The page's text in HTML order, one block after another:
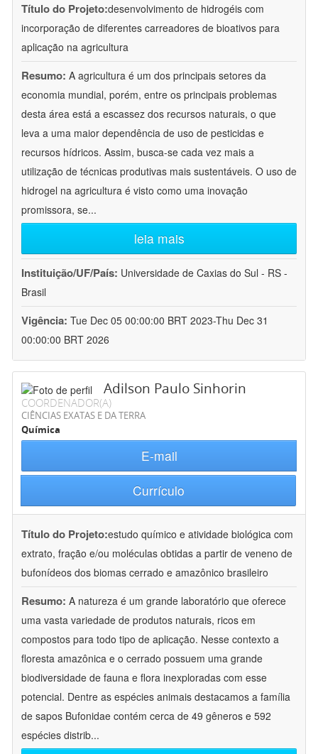
Título do Projeto:desenvolvimento de hidrogéis com
incorporação de diferentes carreadores de bioativos para
aplicação na agricultura
Resumo: A agricultura é um dos principais setores da
economia mundial, porém, entre os principais problemas
desta área está a escassez dos recursos naturais, o que
leva a uma maior dependência de uso de pesticidas e
recursos hídricos. Assim, busca-se cada vez mais a
utilização de técnicas produtivas mais sustentáveis. O uso de
hidrogel na agricultura é visto como uma inovação
promissora, se...
leia mais
Instituição/UF/País: Universidade de Caxias do Sul - RS -
Brasil
Vigência: Tue Dec 05 00:00:00 BRT 2023-Thu Dec 31
00:00:00 BRT 2026
Adilson Paulo Sinhorin
COORDENADOR(A)
CIÊNCIAS EXATAS E DA TERRA
Química
E-mail
Currículo
Título do Projeto:estudo químico e atividade biológica com
extrato, fração e/ou moléculas obtidas a partir de veneno de
bufonídeos dos biomas cerrado e amazônico brasileiro
Resumo: A natureza é um grande laboratório que oferece
uma vasta variedade de produtos naturais, ricos em
compostos para todo tipo de aplicação. Nesse contexto a
floresta amazônica e o cerrado possuem uma grande
biodiversidade de fauna e flora inexploradas com esse
potencial. Dentre as espécies animais destacamos a família
de sapos Bufonidae contém cerca de 49 gêneros e 592
espécies distrib...